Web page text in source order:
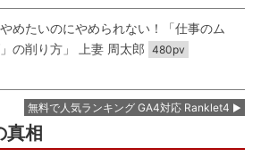
やめたいのにやめられない！「仕事のム
の削り方」 上妻 周太郎 480pv
無料で人気ランキング GA4対応 Ranklet4
真相